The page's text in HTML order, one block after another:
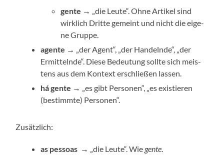
gen­te → „die Leu­te“. Ohne Arti­kel sind
wirk­lich Drit­te gemeint und nicht die eige­
ne Gruppe.
agen­te → „der Agent“, „der Han­deln­de“, „der
Ermit­teln­de“. Die­se Bedeu­tung soll­te sich meis­
tens aus dem Kon­text erschlie­ßen lassen.
há gen­te → „es gibt Per­so­nen“, „es exis­tie­ren
(bestimm­te) Personen“.
Zusätz­lich:
as pes­s­o­as → „die Leu­te“. Wie gen­te.